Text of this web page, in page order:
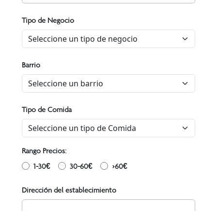
Tipo de Negocio
Barrio
Tipo de Comida
Rango Precios:
1-30€
30-60€ >60€
Dirección del establecimiento